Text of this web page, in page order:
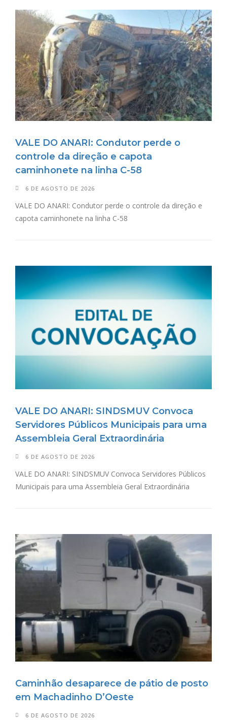
VALE DO ANARI: Condutor perde o
controle da direção e capota
caminhonete na linha C-58
6 DE AGOSTO DE 2026
VALE DO ANARI: Condutor perde o controle da direção e
capota caminhonete na linha C-58
VALE DO ANARI: SINDSMUV Convoca
Servidores Públicos Municipais para uma
Assembleia Geral Extraordinária
6 DE AGOSTO DE 2026
VALE DO ANARI: SINDSMUV Convoca Servidores Públicos
Municipais para uma Assembleia Geral Extraordinária
Caminhão desaparece de pátio de posto
em Machadinho D’Oeste
6 DE AGOSTO DE 2026